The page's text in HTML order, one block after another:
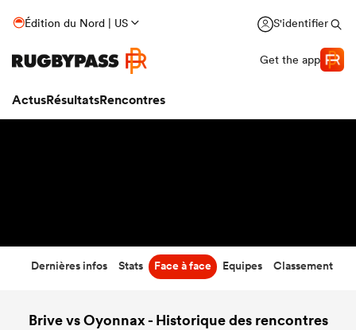
Édition du Nord | US S'identifier
Get the app
ActusRésultatsRencontres
Dernières infos Stats Face à face Equipes Classement
Brive vs Oyonnax - Historique des rencontres